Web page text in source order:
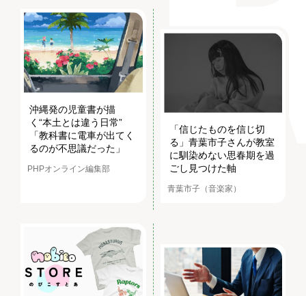
沖縄発の児童書が描
く“本土とは違う日常”
「教科書に電車が出てく
るのが不思議だった」
PHPオンライン編集部
「信じたものを信じ切
る」青葉市子さんが教室
に馴染めない思春期を過
ごし見つけた軸
青葉市子（音楽家）